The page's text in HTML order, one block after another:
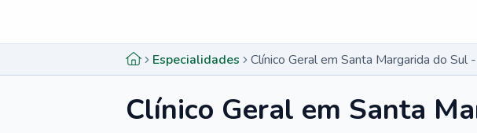
Especialidades Clínico Geral em Santa Margarida do Sul
Clínico Geral em Santa